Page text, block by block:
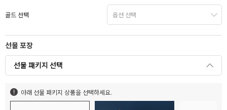
골드 선택
선물 포장
선물 패키지 선택
아래 선물 패키지 상품을 선택하세요.